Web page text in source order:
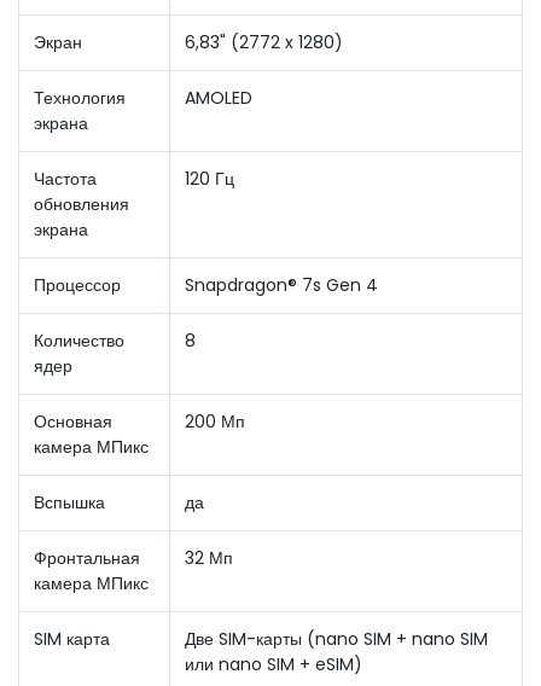
Экран 6,83" (2772 x 1280)
Технология
экрана
AMOLED
Частота
обновления
экрана
120 Гц
Процессор Snapdragon® 7s Gen 4
Количество
ядер
8
Основная
камера МПикс
200 Мп
Вспышка да
Фронтальная
камера МПикс
32 Мп
SIM карта
Две SIM-карты (nano SIM + nano SIM
или nano SIM + eSIM)